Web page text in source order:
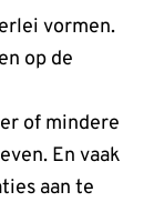
vormen.
op de
of mindere
En vaak
aan te